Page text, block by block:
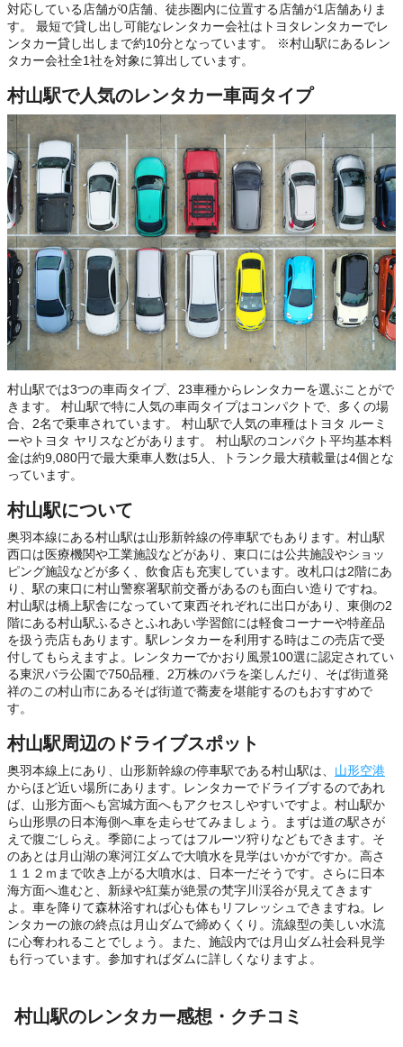
対応している店舗が0店舗、徒歩圏内に位置する店舗が1店舗ありま
す。 最短で貸し出し可能なレンタカー会社はトヨタレンタカーでレ
ンタカー貸し出しまで約10分となっています。 ※村山駅にあるレン
タカー会社全1社を対象に算出しています。
村山駅で人気のレンタカー車両タイプ
村山駅では3つの車両タイプ、23車種からレンタカーを選ぶことがで
きます。 村山駅で特に人気の車両タイプはコンパクトで、多くの場
合、2名で乗車されています。 村山駅で人気の車種はトヨタ ルーミ
ーやトヨタ ヤリスなどがあります。 村山駅のコンパクト平均基本料
金は約9,080円で最大乗車人数は5人、トランク最大積載量は4個とな
っています。
村山駅について
奥羽本線にある村山駅は山形新幹線の停車駅でもあります。村山駅
西口は医療機関や工業施設などがあり、東口には公共施設やショッ
ピング施設などが多く、飲食店も充実しています。改札口は2階にあ
り、駅の東口に村山警察署駅前交番があるのも面白い造りですね。
村山駅は橋上駅舎になっていて東西それぞれに出口があり、東側の2
階にある村山駅ふるさとふれあい学習館には軽食コーナーや特産品
を扱う売店もあります。駅レンタカーを利用する時はこの売店で受
付してもらえますよ。レンタカーでかおり風景100選に認定されてい
る東沢バラ公園で750品種、2万株のバラを楽しんだり、そば街道発
祥のこの村山市にあるそば街道で蕎麦を堪能するのもおすすめで
す。
村山駅周辺のドライブスポット
奥羽本線上にあり、山形新幹線の停車駅である村山駅は、 山形空港
からほど近い場所にあります。レンタカーでドライブするのであれ
ば、山形方面へも宮城方面へもアクセスしやすいですよ。村山駅か
ら山形県の日本海側へ車を走らせてみましょう。まずは道の駅さが
えで腹ごしらえ。季節によってはフルーツ狩りなどもできます。そ
のあとは月山湖の寒河江ダムで大噴水を見学はいかがですか。高さ
１１２ｍまで吹き上がる大噴水は、日本一だそうです。さらに日本
海方面へ進むと、新緑や紅葉が絶景の梵字川渓谷が見えてきます
よ。車を降りて森林浴すれば心も体もリフレッシュできますね。レ
ンタカーの旅の終点は月山ダムで締めくくり。流線型の美しい水流
に心奪われることでしょう。また、施設内では月山ダム社会科見学
も行っています。参加すればダムに詳しくなりますよ。
村山駅のレンタカー感想・クチコミ